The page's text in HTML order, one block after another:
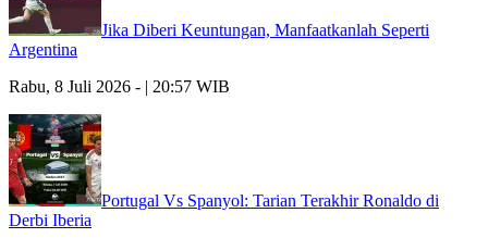
Jika Diberi Keuntungan, Manfaatkanlah Seperti
Argentina
Rabu, 8 Juli 2026 - | 20:57 WIB
Portugal Vs Spanyol: Tarian Terakhir Ronaldo di
Derbi Iberia